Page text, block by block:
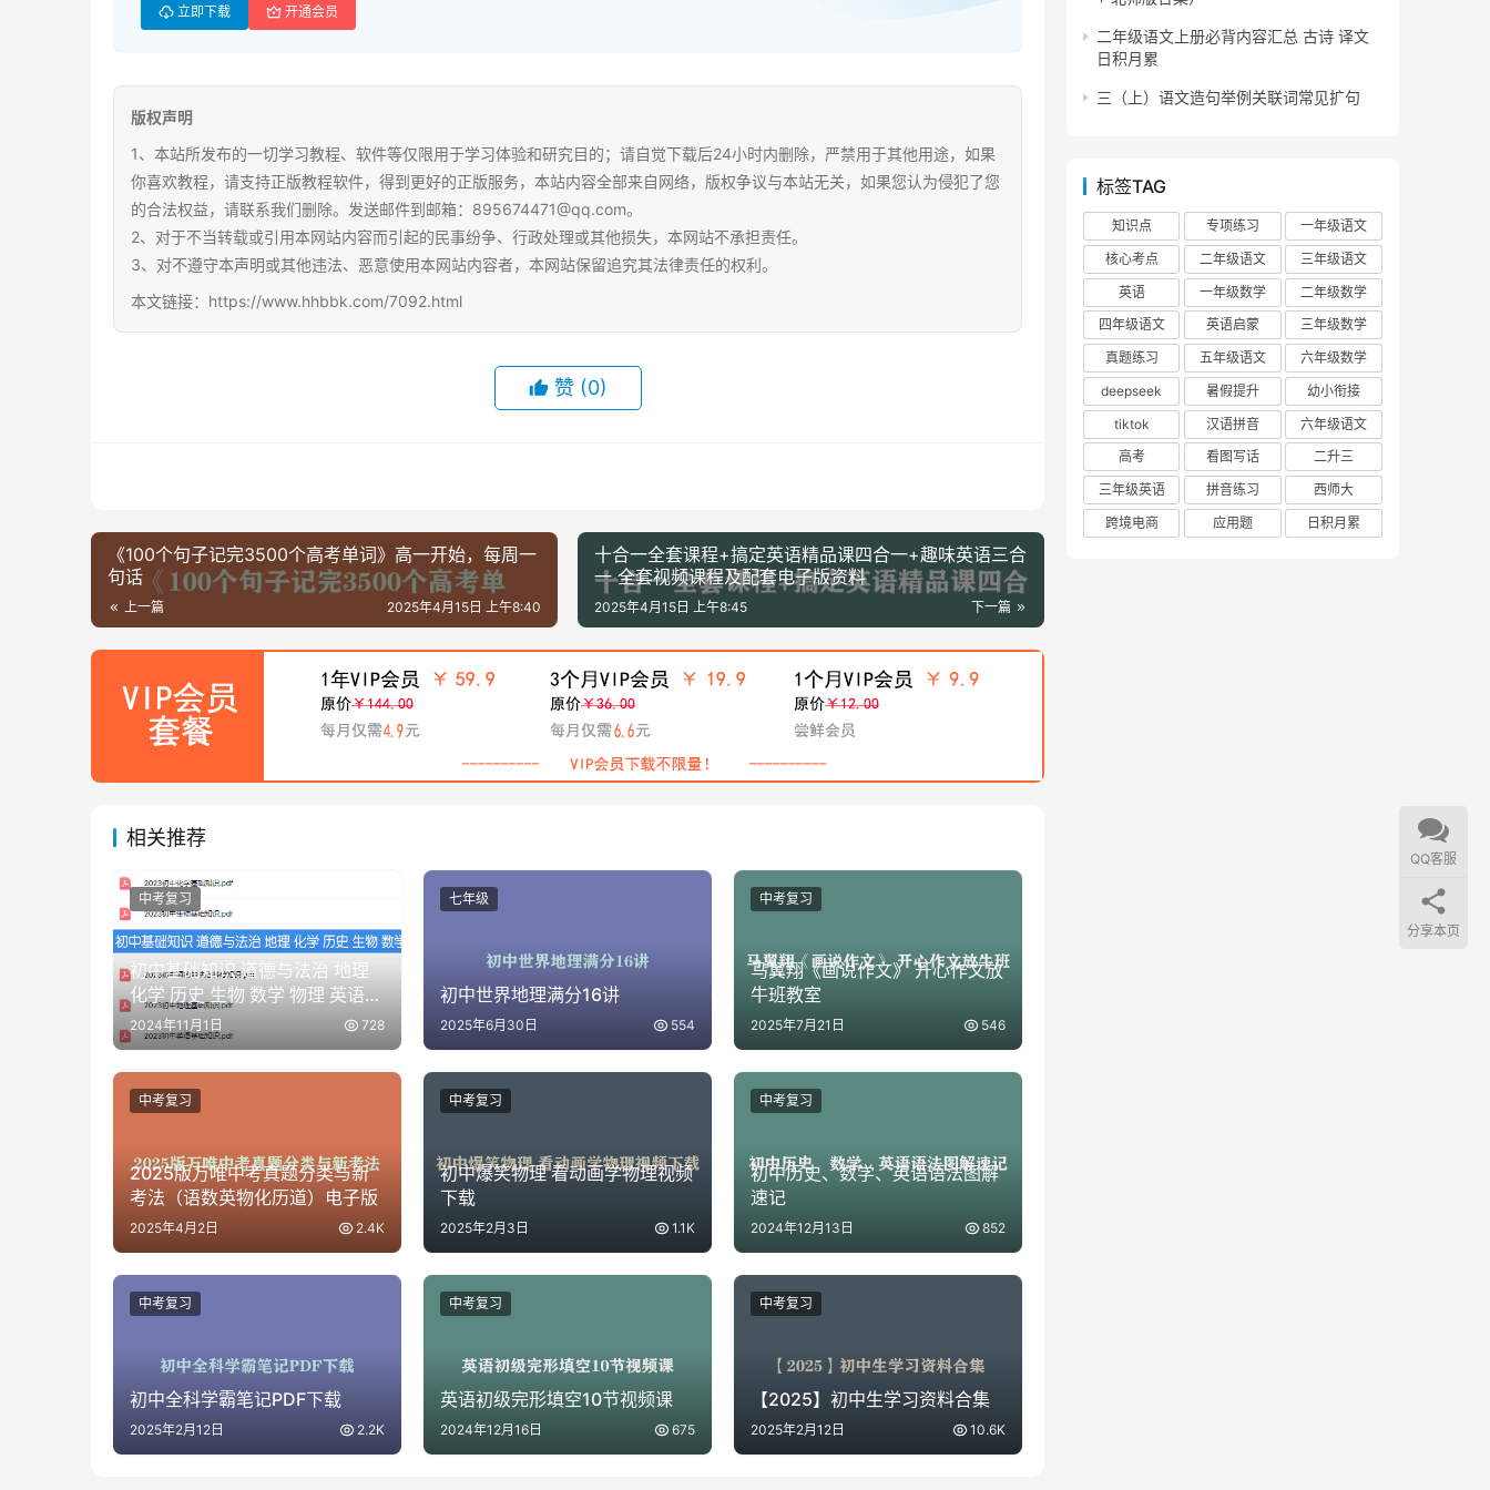
立即下载 开通会员
版权声明
1、本站所发布的一切学习教程、软件等仅限用于学习体验和研究目的；请自觉下载后24小时内删除，严禁用于其他用途，如果
你喜欢教程，请支持正版教程软件，得到更好的正版服务，本站内容全部来自网络，版权争议与本站无关，如果您认为侵犯了您
的合法权益，请联系我们删除。发送邮件到邮箱：895674471@qq.com。
2、对于不当转载或引用本网站内容而引起的民事纷争、行政处理或其他损失，本网站不承担责任。
3、对不遵守本声明或其他违法、恶意使用本网站内容者，本网站保留追究其法律责任的权利。
本文链接：https://www.hhbbk.com/7092.html
赞 (0)
《100个句子记完3500个高考单词》高一开始，每周一
句话
上一篇 2025年4月15日 上午8:40
十合一全套课程+搞定英语精品课四合一+趣味英语三合
一 全套视频课程及配套电子版资料
下一篇
2025年4月15日 上午8:45
相关推荐
初中基础知识 道德与法治 地理
化学 历史 生物 数学 物理 英语
语文
2024年11月1日 728
中考复习
初中世界地理满分16讲
2025年6月30日 554
七年级
马翼翔《画说作文》 开心作文放
牛班教室
2025年7月21日 546
中考复习
2025版万唯中考真题分类与新
考法（语数英物化历道）电子版
2025年4月2日 2.4K
中考复习
初中爆笑物理 看动画学物理视频
下载
2025年2月3日 1.1K
中考复习
初中历史、数学、英语语法图解
速记
2024年12月13日 852
中考复习
初中全科学霸笔记PDF下载
2025年2月12日 2.2K
中考复习
英语初级完形填空10节视频课
2024年12月16日 675
中考复习
【2025】初中生学习资料合集
2025年2月12日 10.6K
中考复习
二年级语文上册必背内容汇总 古诗 译文
日积月累
三（上）语文造句举例关联词常见扩句
标签TAG
知识点 专项练习
一年级语文
核心考点
二年级语文
三年级语文
英语
一年级数学
二年级数学
四年级语文
英语启蒙
三年级数学
真题练习
五年级语文
六年级数学
deepseek
暑假提升
幼小衔接
tiktok
汉语拼音
六年级语文
高考
看图写话
二升三
三年级英语
拼音练习
西师大
跨境电商
应用题 日积月累
QQ客服
分享本页